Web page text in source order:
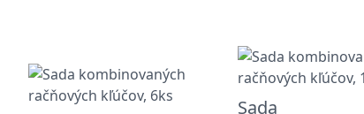
Sada